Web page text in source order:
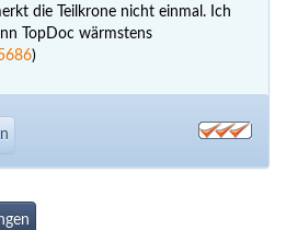
die Teilkrone nicht einmal. Ich
TopDoc wärmstens
)